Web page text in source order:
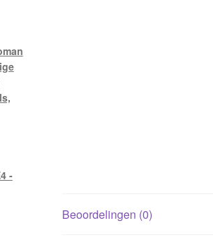
Beoordelingen (0)
-